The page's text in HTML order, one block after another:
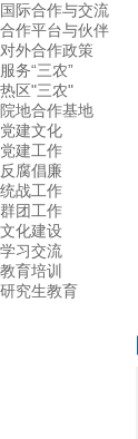
国际合作与交流
合作平台与伙伴
对外合作政策
服务“三农”
热区"三农"
院地合作基地
党建文化
党建工作
反腐倡廉
统战工作
群团工作
文化建设
学习交流
教育培训
研究生教育